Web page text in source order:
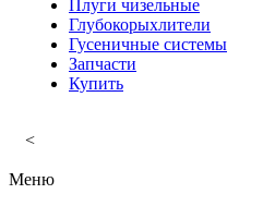
Плуги чизельные
Глубокорыхлители
Гусеничные системы
Запчасти
Купить
<
Меню